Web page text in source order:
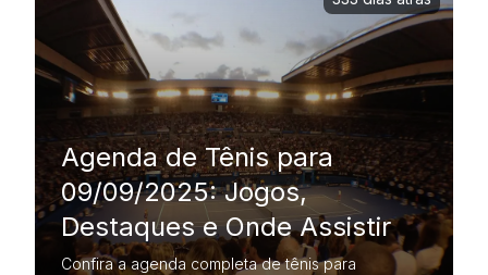
Agenda de Tênis para
09/09/2025: Jogos,
Destaques e Onde Assistir
Confira a agenda completa de tênis para